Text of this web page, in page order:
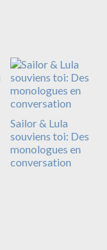
Sailor & Lula
souviens toi: Des
monologues en
conversation